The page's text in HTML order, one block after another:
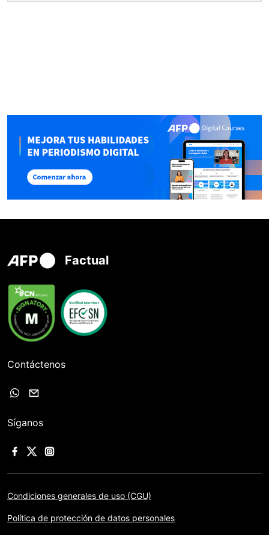
Factual
Contáctenos
Síganos
Condiciones generales de uso (CGU)
Política de protección de datos personales